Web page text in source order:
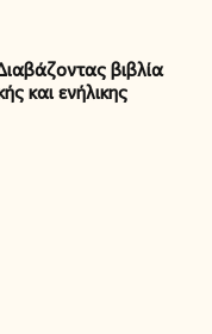
βιβλία
και ενήλικης